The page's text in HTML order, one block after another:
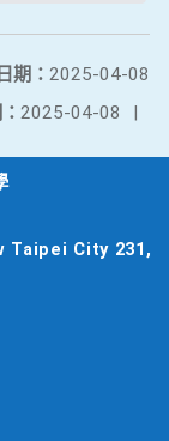
期： 2025-04-08
2025-04-08 |
Taipei City 231,